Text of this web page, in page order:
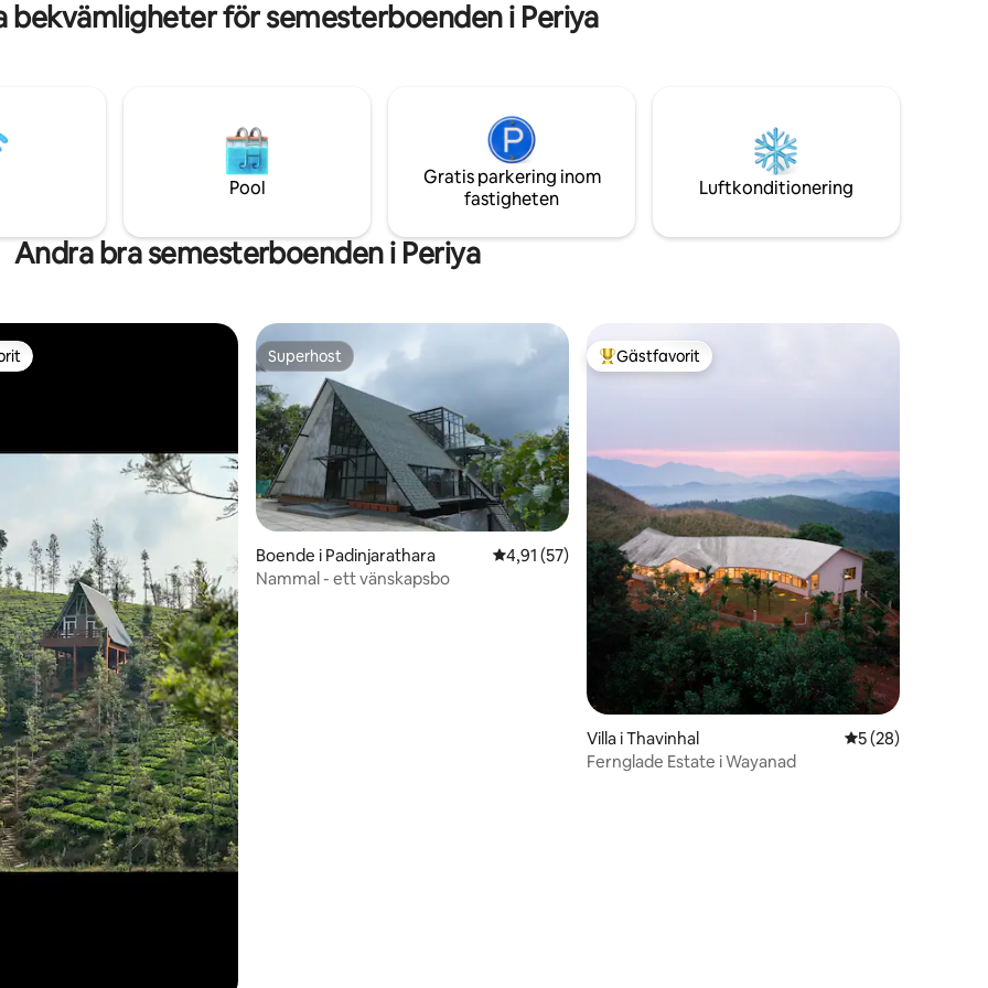
sällskapsgrupper tack
bekvämligheter för semesterboenden i Periya
Pool
Gratis parkering inom
fastigheten
Luftkonditionering
Andra bra semesterboenden i Periya
betyg, 10 omdömen
Superhost
Superhost
Boende i Padinjarathara 4,91 av 5 i genomsnittligt betyg, 57 omdömen
4,91 (57)
Nammal - ett vänskapsbo
Populär gästfavorit
Gästfavorit
Villa i Thavinhal 5 av 5 i
5 (28)
Fernglade Estate i Wayanad